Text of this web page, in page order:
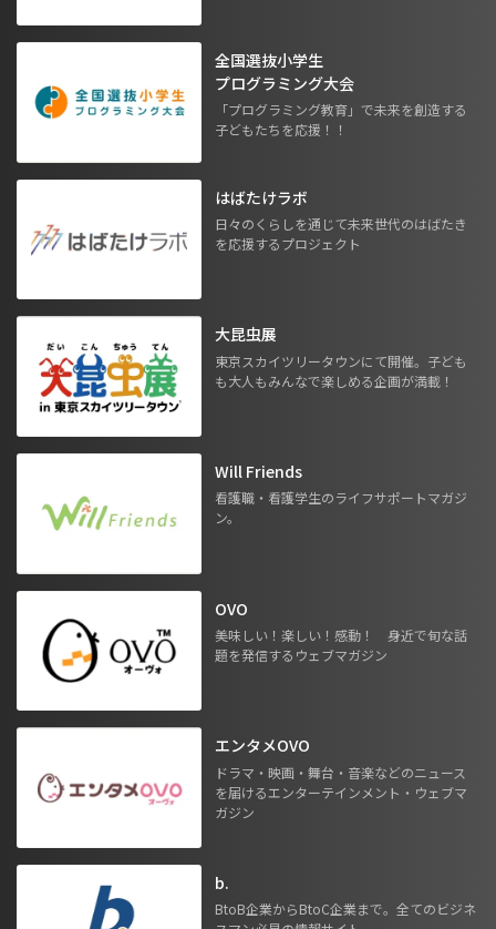
全国選抜小学生
プログラミング大会
「プログラミング教育」で未来を創造する
子どもたちを応援！！
はばたけラボ
日々のくらしを通じて未来世代のはばたき
を応援するプロジェクト
大昆虫展
東京スカイツリータウンにて開催。子ども
も大人もみんなで楽しめる企画が満載！
Will Friends
看護職・看護学生のライフサポートマガジ
ン。
OVO
美味しい！楽しい！感動！ 身近で旬な話
題を発信するウェブマガジン
エンタメOVO
ドラマ・映画・舞台・音楽などのニュース
を届けるエンターテインメント・ウェブマ
ガジン
b.
BtoB企業からBtoC企業まで。全てのビジネ